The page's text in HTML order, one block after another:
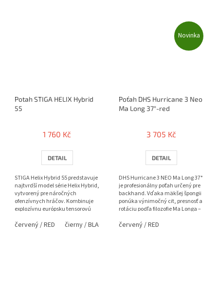
Potah STIGA HELIX Hybrid
55
1 760 Kč
DETAIL
STIGA Helix Hybrid 55 predstavuje
najtvrdší model série Helix Hybrid,
vytvorený pre náročných
ofenzívnych hráčov. Kombinuje
explozívnu európsku tensorovú
červený / RED čierny / BLACK
Novinka
Poťah DHS Hurricane 3 Neo
Ma Long 37°-red
3 705 Kč
DETAIL
DHS Hurricane 3 NEO Ma Long 37°
je profesionálny poťah určený pre
backhand. Vďaka mäkšej špongii
ponúka výnimočný cit, presnosť a
rotáciu podľa filozofie Ma Longa –
červený / RED